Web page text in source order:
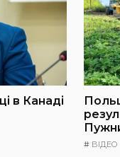
в Канаді
# ВІДЕО